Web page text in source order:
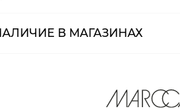
Курьерская доставка СДЭК
В МАГАЗИНАХ